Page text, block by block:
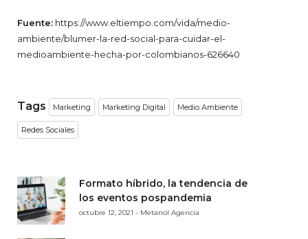
Fuente: https://www.eltiempo.com/vida/medio-
ambiente/blumer-la-red-social-para-cuidar-el-
medioambiente-hecha-por-colombianos-626640
Tags Marketing Marketing Digital Medio Ambiente
Redes Sociales
Formato híbrido, la tendencia de
los eventos pospandemia
octubre 12, 2021 - Metanol Agencia